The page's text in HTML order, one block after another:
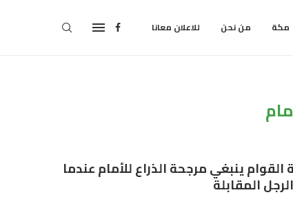
مكة من نحن للاعلان معانا
القوام ينبغي مرجحة الذراع للأمام عندما
المقابلة